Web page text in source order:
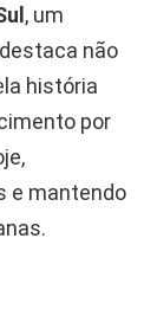
, um
não
história
por
e mantendo